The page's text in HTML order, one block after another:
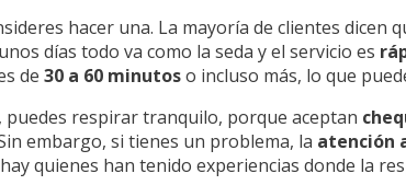
hacer una. La mayoría de clientes dicen
días todo va como la seda y el servicio es
de 30 a 60 minutoso incluso más, lo que
, puedes respirar tranquilo, porque aceptan
embargo, si tienes un problema, la atención
quienes han tenido experiencias donde la